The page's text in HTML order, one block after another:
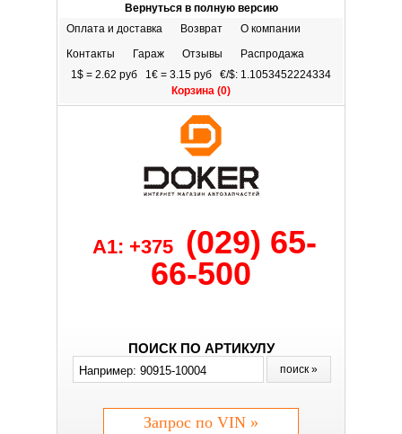
Вернуться в полную версию
Оплата и доставка
Возврат
О компании
Контакты
Гараж Отзывы
Распродажа
1$ = 2.62 руб 1€ = 3.15 руб €/$: 1.1053452224334
Корзина (0)
A1: +375
(029) 65-
66-500
ПОИСК ПО АРТИКУЛУ
поиск »
Запрос по VIN »